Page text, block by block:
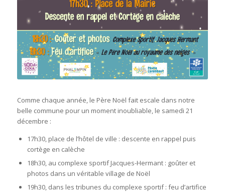
Comme chaque année, le Père Noël fait escale dans notre
belle commune pour un moment inoubliable, le samedi 21
décembre :
17h30, place de l’hôtel de ville : descente en rappel puis
cortège en calèche
18h30, au complexe sportif Jacques-Hermant : goûter et
photos dans un véritable village de Noël
19h30, dans les tribunes du complexe sportif : feu d’artifice